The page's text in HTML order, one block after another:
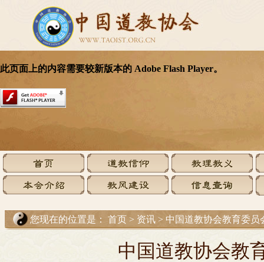
您现在的位置是： 首页 > 资讯 > 中国道教协会教育委员
中国道教协会教